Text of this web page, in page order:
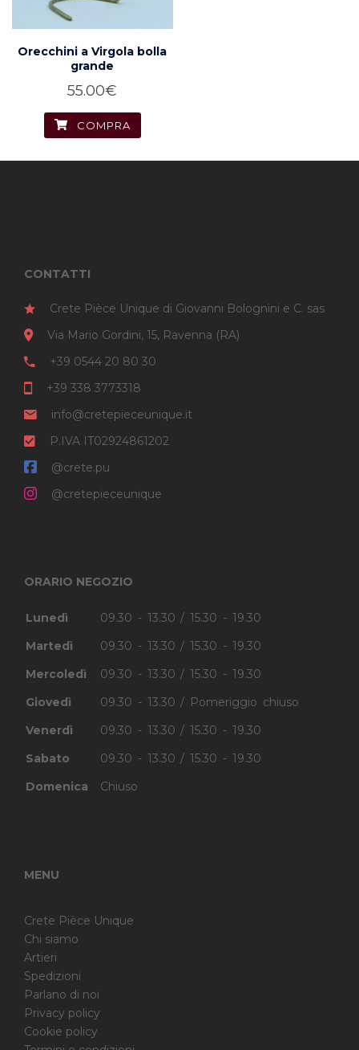
Orecchini a Virgola bolla
grande
55.00€
COMPRA
CONTATTI
Crete Pièce Unique di Giovanni Bolognini e C. sas
Via Mario Gordini, 15, Ravenna (RA)
+39 0544 20 80 30
+39 338 3773318
info@cretepieceunique.it
P.IVA IT02924861202
@crete.pu
@cretepieceunique
ORARIO NEGOZIO
Lunedì
09.30 - 13.30 / 15.30 - 19.30
Martedì
09.30 - 13.30 / 15.30 - 19.30
Mercoledì
09.30 - 13.30 / 15.30 - 19.30
Giovedì
09.30 - 13.30 / Pomeriggio chiuso
Venerdì
09.30 - 13.30 / 15.30 - 19.30
Sabato
09.30 - 13.30 / 15.30 - 19.30
Domenica
Chiuso
MENU
Crete Pièce Unique
Chi siamo
Artieri
Spedizioni
Parlano di noi
Privacy policy
Cookie policy